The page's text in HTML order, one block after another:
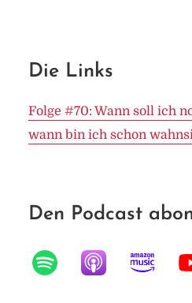
Die Links
Folge #70: Wann soll ich
wann bin ich schon
Den Podcast